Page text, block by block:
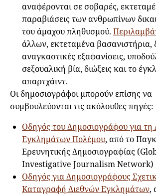
αναφέρονται σε σοβαρές,
παραβιάσεις των ανθρωπίνων
του άμαχου πληθυσμού.
άλλων, εκτεταμένα βασανιστήρια,
αναγκαστικές εξαφανίσεις,
σεξουαλική βία, διώξεις και το
απαρτχάιντ.
Οι δημοσιογράφοι μπορούν επίσης να
συμβουλεύονται τις ακόλουθες πηγές:
Οδηγός του Δημοσιογράφου για τη
Εγκλημάτων Πολέμου, από το
Ερευνητικής Δημοσιογραφίας
Investigative Journalism Network)
Οδηγός για Δημοσιογράφους
Καταγραφή Διεθνών Εγκλημάτων,